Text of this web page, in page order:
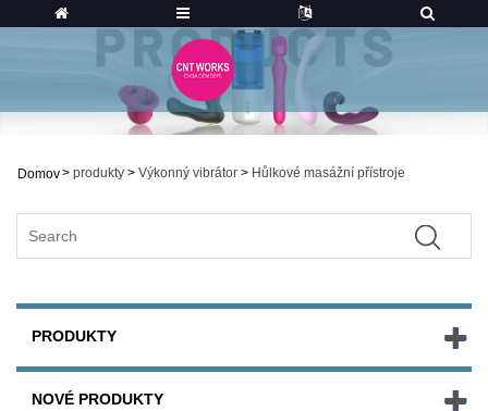
Domov> produkty > Výkonný vibrátor > Hůlkové masážní přístroje
PRODUKTY
NOVÉ PRODUKTY